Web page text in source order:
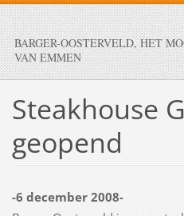
BARGER-OOSTERVELD, HET
VAN EMMEN
Steakhouse
geopend
-6 december 2008-